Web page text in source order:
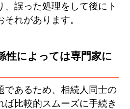
、誤った処理をして後にト
れがあります。
性によっては専門家に
であるため、相続人同士の
ば比較的スムーズに手続き